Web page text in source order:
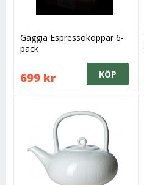
Gaggia Espressokoppar 6-
pack
699 kr KÖP